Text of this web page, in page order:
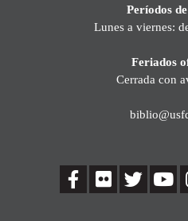
Períodos
Lunes a viernes:
Feriados
Cerrada con